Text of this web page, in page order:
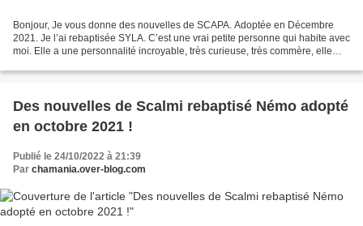
Bonjour, Je vous donne des nouvelles de SCAPA. Adoptée en Décembre
2021. Je l’ai rebaptisée SYLA. C’est une vrai petite personne qui habite avec
moi. Elle a une personnalité incroyable, très curieuse, très commère, elle
Des nouvelles de Scalmi rebaptisé Némo adopté
en octobre 2021 !
Publié le 24/10/2022 à 21:39
Par chamania.over-blog.com